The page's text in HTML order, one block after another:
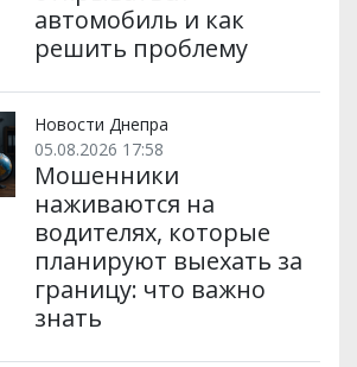
автомобиль и как
решить проблему
Новости Днепра
05.08.2026 17:58
Мошенники
наживаются на
водителях, которые
планируют выехать за
границу: что важно
знать